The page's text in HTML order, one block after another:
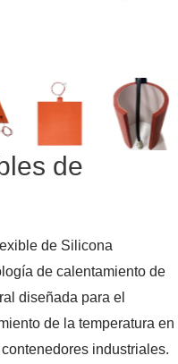
de
de Silicona
de calentamiento de
diseñada para el
de la temperatura en
industriales.